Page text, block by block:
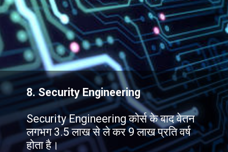
8. Security Engineering
Security Engineering कोर्स के बाद वेतन
लगभग 3.5 लाख से ले कर 9 लाख प्रति वर्ष
होता है।